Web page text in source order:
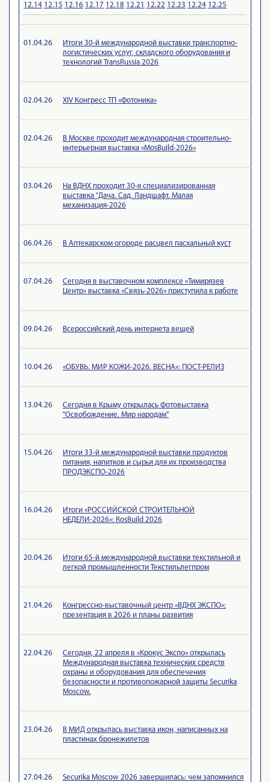
12.14 12.15 12.16 12.17 12.18 12.21 12.22 12.23 12.24 12.25
01.04.26
Итоги 30-й международной выставки транспортно-
логистических услуг, складского оборудования и
технологий TransRussia 2026
02.04.26 XIV Конгресс ТП «Фотоника»
02.04.26
В Москве проходит международная строительно-
интерьерная выставка «MosBuild-2026»
03.04.26
На ВДНХ проходит 30-я специализированная
выставка "Дача. Сад. Ландшафт. Малая
механизация-2026
06.04.26 В Аптекарском огороде расцвел пасхальный куст
07.04.26
Сегодня в выставочном комплексе «Тимирязев
Центр» выставка «Связь-2026» приступила к работе
09.04.26 Всероссийский день интернета вещей
10.04.26 «ОБУВЬ. МИР КОЖИ-2026. ВЕСНА»: ПОСТ-РЕЛИЗ
13.04.26
Сегодня в Крыму открылась Фотовыставка
"Освобождение. Мир народам"
15.04.26
Итоги 33-й международной выставки продуктов
питания, напитков и сырья для их производства
ПРОДЭКСПО-2026
16.04.26
Итоги «РОССИЙСКОЙ СТРОИТЕЛЬНОЙ
НЕДЕЛИ-2026»: RosBuild 2026
20.04.26
Итоги 65-й международной выставки текстильной и
легкой промышленности Текстильлегпром
21.04.26
Конгрессно-выставочный центр «ВДНХ ЭКСПО»:
презентация в 2026 и планы развития
22.04.26
Сегодня, 22 апреля в «Крокус Экспо» открылась
Международная выставка технических средств
охраны и оборудования для обеспечения
безопасности и противопожарной защиты Securika
Moscow.
23.04.26
В МИД открылась выставка икон, написанных на
пластинах бронежилетов
27.04.26
Securika Moscow 2026 завершилась: чем запомнился